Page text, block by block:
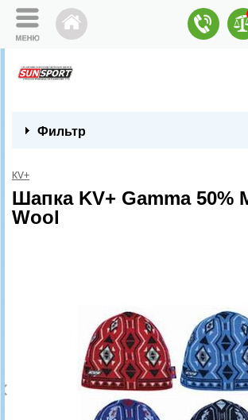
Фильтр
KV+
Шапка KV+ Gamma 50%
Wool